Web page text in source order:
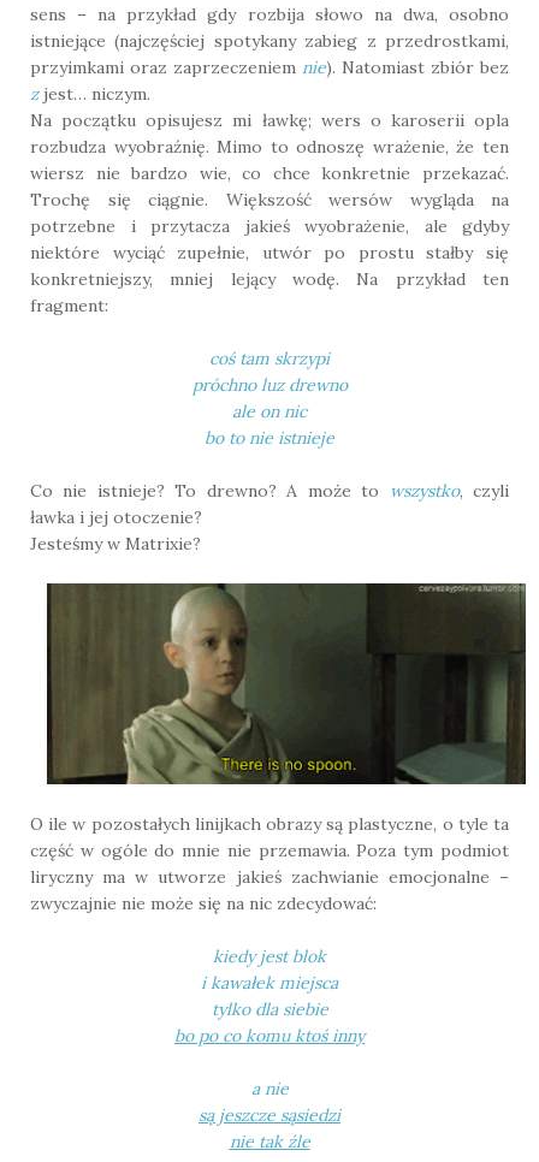
sens – na przykład gdy rozbija słowo na dwa, osobno
istniejące (najczęściej spotykany zabieg z przedrostkami,
przyimkami oraz zaprzeczeniem nie). Natomiast zbiór bez
zjest… niczym.
Na początku opisujesz mi ławkę; wers o karoserii opla
rozbudza wyobraźnię. Mimo to odnoszę wrażenie, że ten
wiersz nie bardzo wie, co chce konkretnie przekazać.
Trochę się ciągnie. Większość wersów wygląda na
potrzebne i przytacza jakieś wyobrażenie, ale gdyby
niektóre wyciąć zupełnie, utwór po prostu stałby się
konkretniejszy, mniej lejący wodę. Na przykład ten
fragment:
coś tam skrzypi
próchno luz drewno
ale on nic
bo to nie istnieje
Co nie istnieje? To drewno? A może to wszystko, czyli
ławka i jej otoczenie?
Jesteśmy w Matrixie?
O ile w pozostałych linijkach obrazy są plastyczne, o tyle ta
część w ogóle do mnie nie przemawia. Poza tym podmiot
liryczny ma w utworze jakieś zachwianie emocjonalne –
zwyczajnie nie może się na nic zdecydować:
kiedy jest blok
i kawałek miejsca
tylko dla siebie
bo po co komu ktoś inny
a nie
są jeszcze sąsiedzi
nie tak źle